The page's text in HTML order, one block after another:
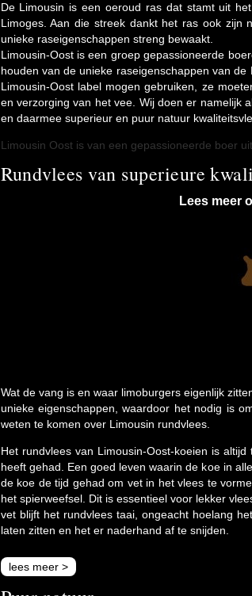
De Limousin is een oeroud ras dat stamt uit
Limoges. Aan die streek dankt het ras ook zijn
unieke raseigenschappen streng bewaakt.
Limousin-Oost is een groep gepassioneerde
houden van de unieke raseigenschappen van de
Limousin-Oost label mogen gebruiken, ze
en verzorging van het vee. Wij doen er namelijk
en daarmee superieur en puur natuur
Limousin Oost is van een gepassioneerde boer
Rundvlees van superieure
Lees meer
Wat de vang is en waar limoburgers eigenlijk
unieke eigenschappen, waardoor het nodig is
weten te komen over Limousin rundvlees.
Het rundvlees van Limousin-Oost-koeien is
heeft gehad. Een goed leven waarin de koe in
de koe de tijd gehad om vet in het vlees te
het spierweefsel. Dit is essentieel voor lekker
vet blijft het rundvlees taai, ongeacht hoelang
laten zitten en het er naderhand af te snijden.
lees meer >